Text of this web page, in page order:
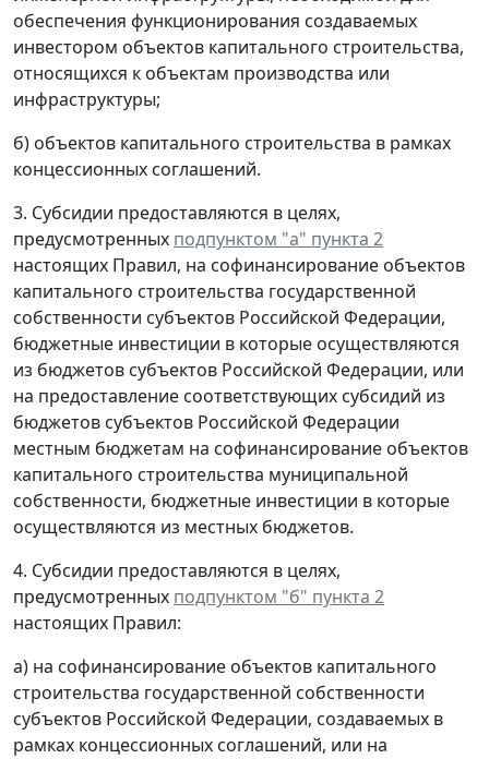
обеспечения функционирования создаваемых
инвестором объектов капитального строительства,
относящихся к объектам производства или
инфраструктуры;
б) объектов капитального строительства в рамках
концессионных соглашений.
3. Субсидии предоставляются в целях,
предусмотренных подпунктом "а" пункта 2
настоящих Правил, на софинансирование объектов
капитального строительства государственной
собственности субъектов Российской Федерации,
бюджетные инвестиции в которые осуществляются
из бюджетов субъектов Российской Федерации, или
на предоставление соответствующих субсидий из
бюджетов субъектов Российской Федерации
местным бюджетам на софинансирование объектов
капитального строительства муниципальной
собственности, бюджетные инвестиции в которые
осуществляются из местных бюджетов.
4. Субсидии предоставляются в целях,
предусмотренных подпунктом "б" пункта 2
настоящих Правил:
а) на софинансирование объектов капитального
строительства государственной собственности
субъектов Российской Федерации, создаваемых в
рамках концессионных соглашений, или на